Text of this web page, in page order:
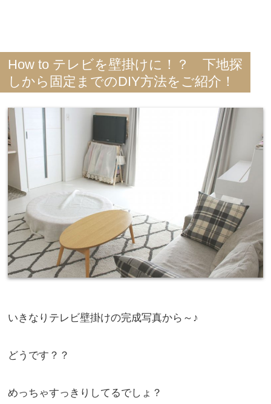
How to テレビを壁掛けに！？ 下地探
しから固定までのDIY方法をご紹介！
いきなりテレビ壁掛けの完成写真から～♪
どうです？？
めっちゃすっきりしてるでしょ？